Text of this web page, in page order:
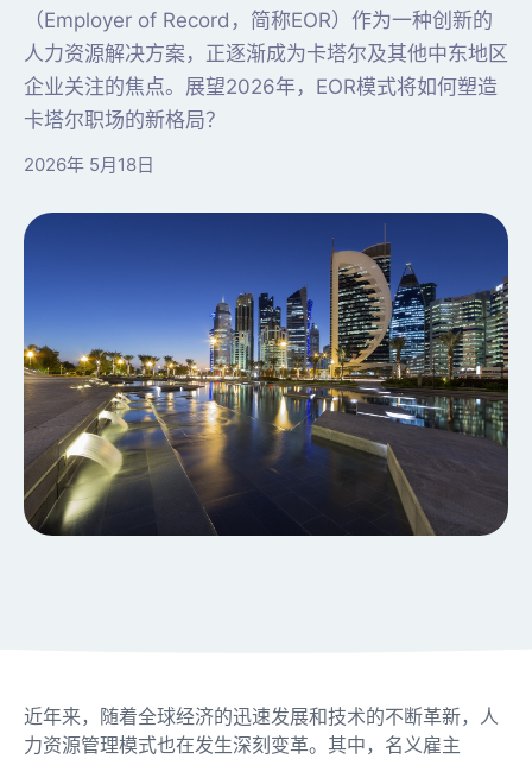
（Employer of Record，简称EOR）作为一种创新的
人力资源解决方案，正逐渐成为卡塔尔及其他中东地区
企业关注的焦点。展望2026年，EOR模式将如何塑造
卡塔尔职场的新格局？
2026年 5月18日
近年来，随着全球经济的迅速发展和技术的不断革新，人
力资源管理模式也在发生深刻变革。其中，名义雇主